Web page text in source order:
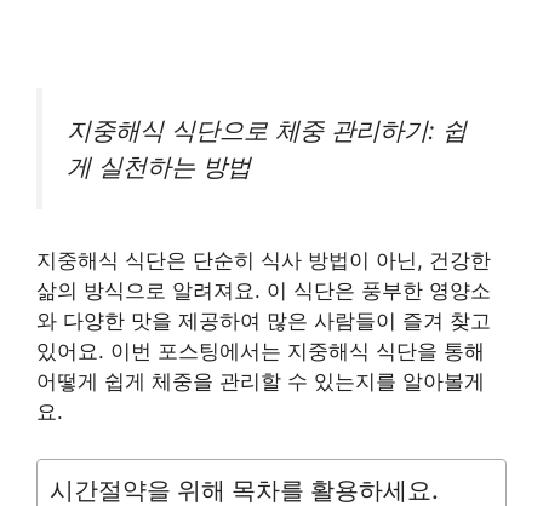
지중해식 식단으로 체중 관리하기: 쉽
게 실천하는 방법
지중해식 식단은 단순히 식사 방법이 아닌, 건강한
삶의 방식으로 알려져요. 이 식단은 풍부한 영양소
와 다양한 맛을 제공하여 많은 사람들이 즐겨 찾고
있어요. 이번 포스팅에서는 지중해식 식단을 통해
어떻게 쉽게 체중을 관리할 수 있는지를 알아볼게
요.
시간절약을 위해 목차를 활용하세요.